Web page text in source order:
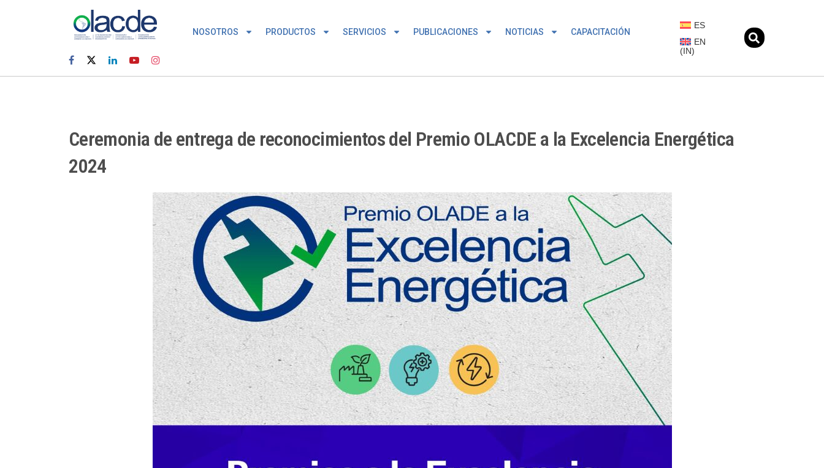
NOSOTROS PRODUCTOS SERVICIOS PUBLICACIONES NOTICIAS CAPACITACIÓN
ES
EN
(IN)
Ceremonia de entrega de reconocimientos del Premio OLACDE a la Excelencia Energética
2024